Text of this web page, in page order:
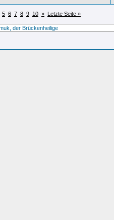
5 6 7 8 9 10 » Letzte Seite »